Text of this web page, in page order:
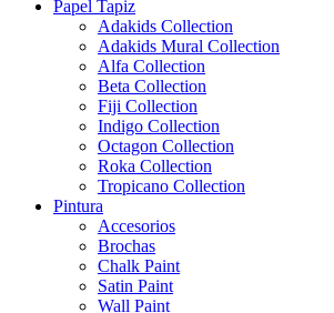
Papel Tapiz
Adakids Collection
Adakids Mural Collection
Alfa Collection
Beta Collection
Fiji Collection
Indigo Collection
Octagon Collection
Roka Collection
Tropicano Collection
Pintura
Accesorios
Brochas
Chalk Paint
Satin Paint
Wall Paint